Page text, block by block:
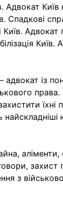
Адвокат
Спадкові
Адвокат
Київ.
із
права.
їхні
аліменти,
захист
з